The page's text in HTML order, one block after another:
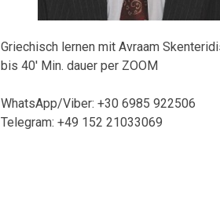
Griechisch lernen mit Avraam
bis 40′ Min. dauer per ZOOM
WhatsApp/Viber: +30 6985 922506
Telegram: +49 152 21033069